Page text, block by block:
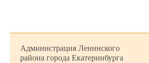
Администрация Ленинского
района города Екатеринбурга